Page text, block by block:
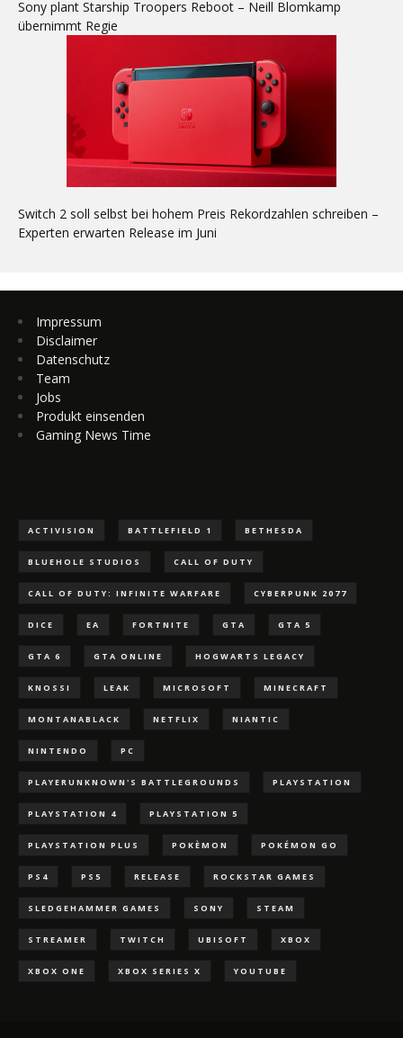
Sony plant Starship Troopers Reboot – Neill Blomkamp
übernimmt Regie
Switch 2 soll selbst bei hohem Preis Rekordzahlen schreiben –
Experten erwarten Release im Juni
Impressum
Disclaimer
Datenschutz
Team
Jobs
Produkt einsenden
Gaming News Time
ACTIVISION BATTLEFIELD 1 BETHESDA
BLUEHOLE STUDIOS CALL OF DUTY
CALL OF DUTY: INFINITE WARFARE CYBERPUNK 2077
DICE EA FORTNITE GTA GTA 5
GTA 6 GTA ONLINE HOGWARTS LEGACY
KNOSSI LEAK MICROSOFT MINECRAFT
MONTANABLACK NETFLIX NIANTIC
NINTENDO PC
PLAYERUNKNOWN'S BATTLEGROUNDS PLAYSTATION
PLAYSTATION 4 PLAYSTATION 5
PLAYSTATION PLUS POKÈMON POKÉMON GO
PS4 PS5 RELEASE ROCKSTAR GAMES
SLEDGEHAMMER GAMES SONY STEAM
STREAMER TWITCH UBISOFT XBOX
XBOX ONE XBOX SERIES X YOUTUBE